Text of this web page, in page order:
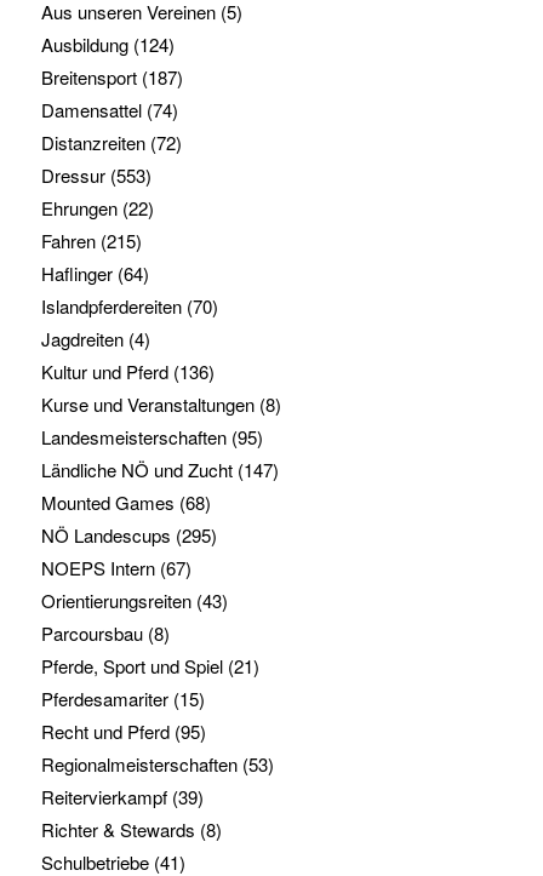
Aus unseren Vereinen(5)
Ausbildung(124)
Breitensport(187)
Damensattel(74)
Distanzreiten(72)
Dressur(553)
Ehrungen(22)
Fahren(215)
Haflinger(64)
Islandpferdereiten(70)
Jagdreiten(4)
Kultur und Pferd(136)
Kurse und Veranstaltungen(8)
Landesmeisterschaften(95)
Ländliche NÖ und Zucht(147)
Mounted Games (68)
NÖ Landescups (295)
NOEPS Intern(67)
Orientierungsreiten(43)
Parcoursbau(8)
Pferde, Sport und Spiel(21)
Pferdesamariter(15)
Recht und Pferd(95)
Regionalmeisterschaften(53)
Reitervierkampf(39)
Richter & Stewards (8)
Schulbetriebe(41)